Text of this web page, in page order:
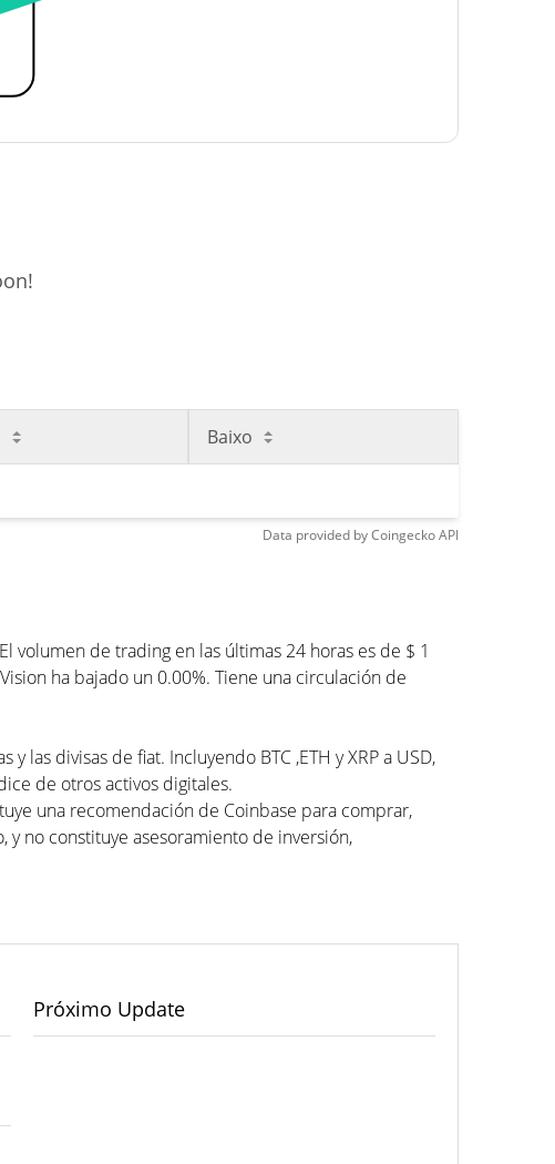
Baixo
Data provided byCoingeckoAPI
volumen de trading en las últimas 24 horas es de $ 1
ha bajado un 0.00%. Tiene una circulación de
divisas de fiat. Incluyendo BTC ,ETH y XRP a USD,
de otros activos digitales.
una recomendación de Coinbase para comprar,
no constituye asesoramiento de inversión,
Próximo Update